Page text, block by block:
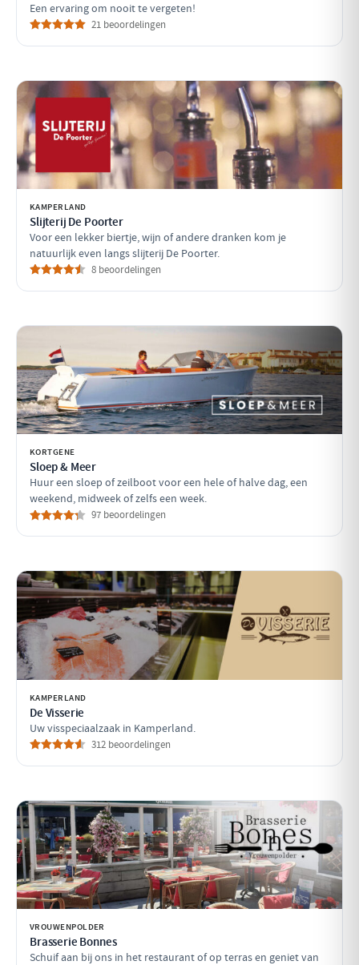
Een ervaring om nooit te vergeten!
21 beoordelingen
KAMPERLAND
Slijterij De Poorter
Voor een lekker biertje, wijn of andere dranken kom je
natuurlijk even langs slijterij De Poorter.
8 beoordelingen
KORTGENE
Sloep & Meer
Huur een sloep of zeilboot voor een hele of halve dag, een
weekend, midweek of zelfs een week.
97 beoordelingen
KAMPERLAND
De Visserie
Uw visspeciaalzaak in Kamperland.
312 beoordelingen
VROUWENPOLDER
Brasserie Bonnes
Schuif aan bij ons in het restaurant of op terras en geniet van